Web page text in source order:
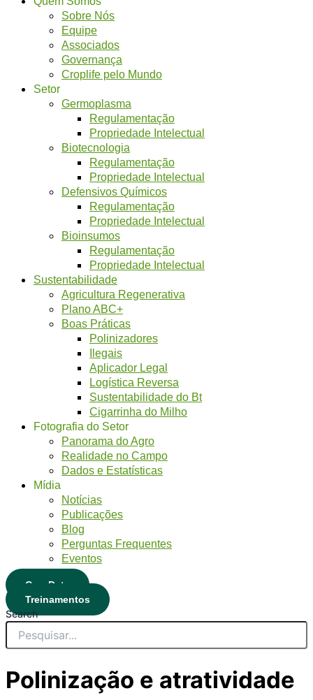
Sobre Nós
Equipe
Associados
Governança
Croplife pelo Mundo
Setor
Germoplasma
Regulamentação
Propriedade Intelectual
Biotecnologia
Regulamentação
Propriedade Intelectual
Defensivos Químicos
Regulamentação
Propriedade Intelectual
Bioinsumos
Regulamentação
Propriedade Intelectual
Sustentabilidade
Agricultura Regenerativa
Plano ABC+
Boas Práticas
Polinizadores
Ilegais
Aplicador Legal
Logística Reversa
Sustentabilidade do Bt
Cigarrinha do Milho
Fotografia do Setor
Panorama do Agro
Realidade no Campo
Dados e Estatísticas
Mídia
Notícias
Publicações
Blog
Perguntas Frequentes
Eventos
CropData
Treinamentos
Search
Polinização e atratividade